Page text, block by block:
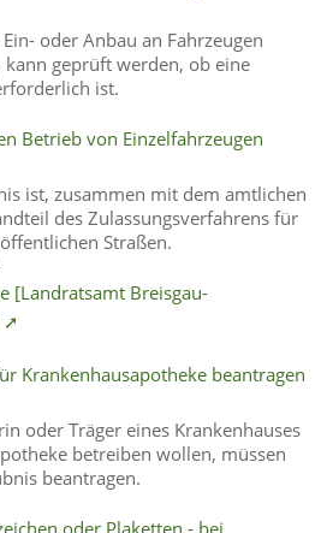
oder Anbau an Fahrzeugen
geprüft werden, ob eine
ist.
Betrieb von Einzelfahrzeugen
ist, zusammen mit dem amtlichen
des Zulassungsverfahrens für
Straßen.
[Landratsamt Breisgau-
➚
Krankenhausapotheke beantragen
oder Träger eines Krankenhauses
betreiben wollen, müssen
beantragen.